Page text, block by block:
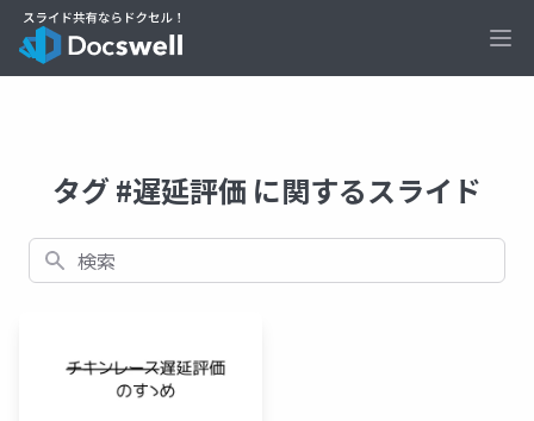
タグ #遅延評価 に関するスライド
検索